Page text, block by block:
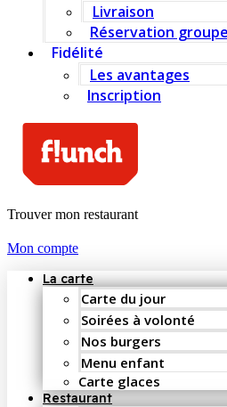
Livraison
Réservation groupe
Fidélité
Les avantages
Inscription
Trouver mon restaurant
Mon compte
La carte
Carte du jour
Soirées à volonté
Nos burgers
Menu enfant
Carte glaces
Restaurant